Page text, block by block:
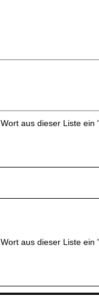
Wort aus dieser Liste ein
Wort aus dieser Liste ein